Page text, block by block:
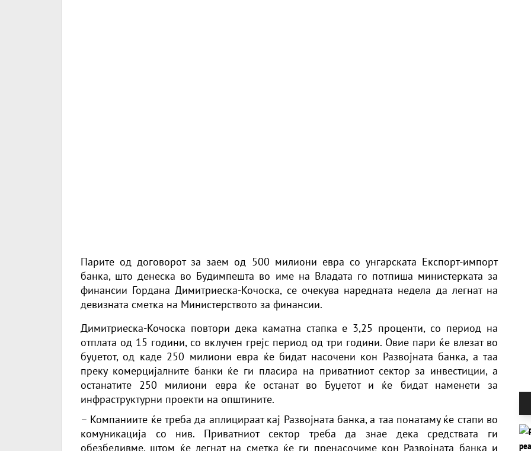
Парите од договорот за заем од 500 милиони евра со унгарската Експорт-импорт
банка, што денеска во Будимпешта во име на Владата го потпиша министерката за
финансии Гордана Димитриеска-Кочоска, се очекува наредната недела да легнат на
девизната сметка на Министерството за финансии.
Димитриеска-Кочоска повтори дека каматна стапка е 3,25 проценти, со период на
отплата од 15 години, со вклучен грејс период од три години. Овие пари ќе влезат во
буџетот, од каде 250 милиони евра ќе бидат насочени кон Развојната банка, а таа
преку комерцијалните банки ќе ги пласира на приватниот сектор за инвестиции, а
останатите 250 милиони евра ќе останат во Буџетот и ќе бидат наменети за
инфраструктурни проекти на општините.
– Компаниите ќе треба да аплицираат кај Развојната банка, а таа понатаму ќе стапи во
комуникација со нив. Приватниот сектор треба да знае дека средствата ги
обезбедивме, штом ќе легнат на сметка ќе ги пренасочиме кон Развојната банка и